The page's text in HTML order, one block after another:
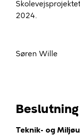
2024.
Søren Wille
/
Beslutning
Teknik- og